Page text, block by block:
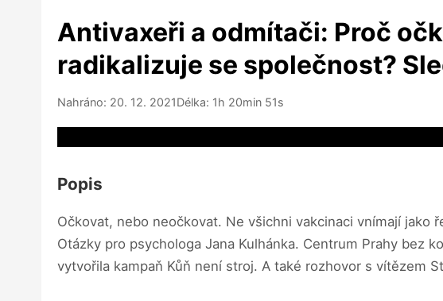
Antivaxeři a odmítači: Proč
radikalizuje se společnost?
Nahráno: 20. 12. 2021Délka: 1h 20min 51s
Popis
Očkovat, nebo neočkovat. Ne všichni vakcinaci vnímají
Otázky pro psychologa Jana Kulhánka. Centrum Prahy bez
vytvořila kampaň Kůň není stroj. A také rozhovor s vítězem